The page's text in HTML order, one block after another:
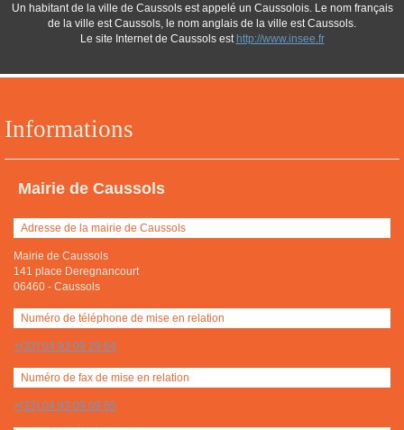
Informations
Mairie de Caussols
Adresse de la mairie de Caussols
Mairie de Caussols
141 place Deregnancourt
06460 - Caussols
Numéro de téléphone de mise en relation
+(33) 04 93 09 29 64
Numéro de fax de mise en relation
+(33) 04 93 09 08 65
Un habitant de la ville de Caussols est appelé un Caussolois. Le nom français
de la ville est Caussols, le nom anglais de la ville est Caussols.
Le site Internet de Caussols est http://www.insee.fr